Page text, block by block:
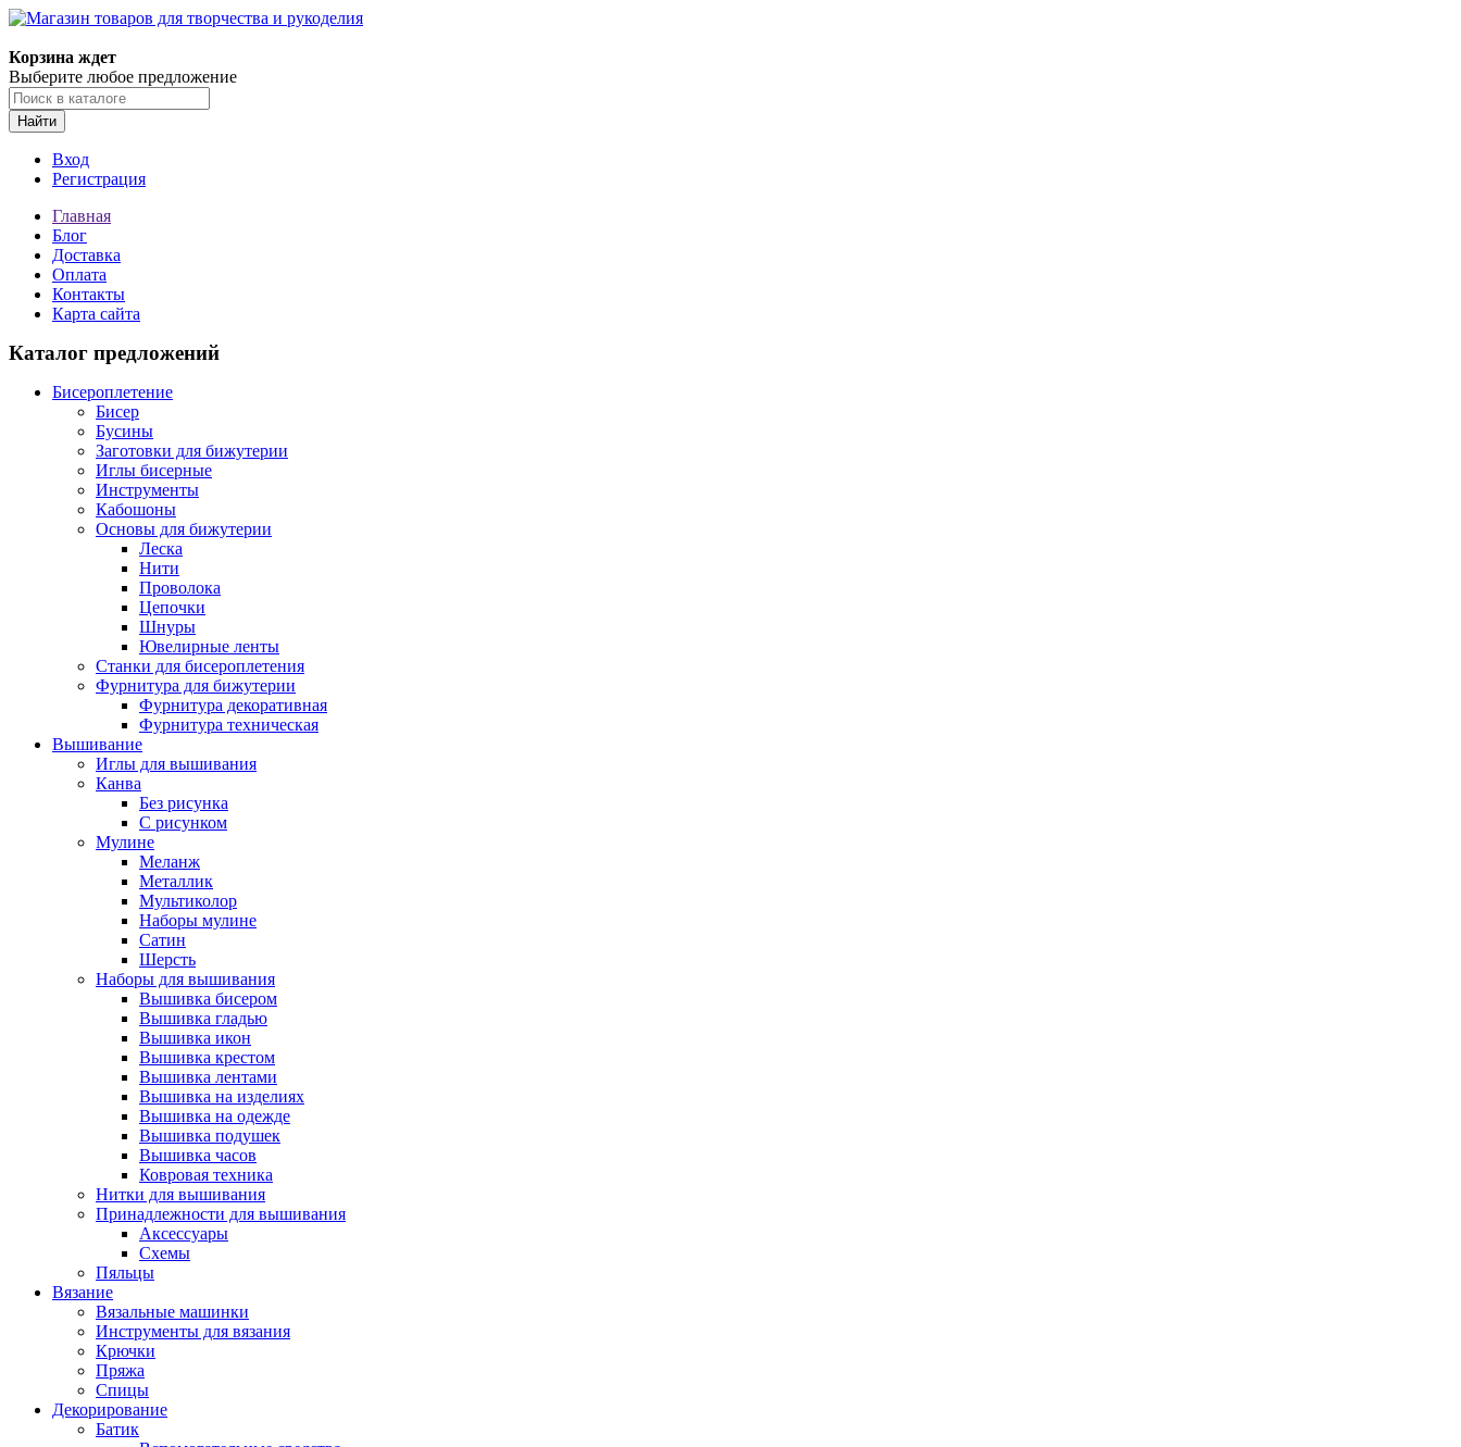
Корзина ждет
Выберите любое предложение
Найти
Вход
Регистрация
Главная
Блог
Доставка
Оплата
Контакты
Карта сайта
Каталог предложений
Бисероплетение
Бисер
Бусины
Заготовки для бижутерии
Иглы бисерные
Инструменты
Кабошоны
Основы для бижутерии
Леска
Нити
Проволока
Цепочки
Шнуры
Ювелирные ленты
Станки для бисероплетения
Фурнитура для бижутерии
Фурнитура декоративная
Фурнитура техническая
Вышивание
Иглы для вышивания
Канва
Без рисунка
С рисунком
Мулине
Меланж
Металлик
Мультиколор
Наборы мулине
Сатин
Шерсть
Наборы для вышивания
Вышивка бисером
Вышивка гладью
Вышивка икон
Вышивка крестом
Вышивка лентами
Вышивка на изделиях
Вышивка на одежде
Вышивка подушек
Вышивка часов
Ковровая техника
Нитки для вышивания
Принадлежности для вышивания
Аксессуары
Схемы
Пяльцы
Вязание
Вязальные машинки
Инструменты для вязания
Крючки
Пряжа
Спицы
Декорирование
Батик